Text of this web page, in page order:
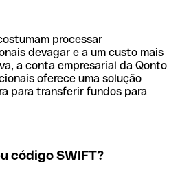
processar
devagar e a um custo mais
a conta empresarial da Qonto
oferece uma solução
para transferir fundos para
código SWIFT?